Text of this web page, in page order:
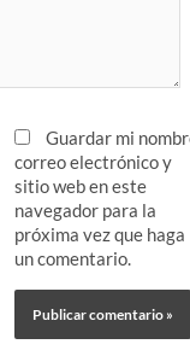
Guardar mi
correo electrónico y
sitio web en este
navegador para la
próxima vez que haga
un comentario.